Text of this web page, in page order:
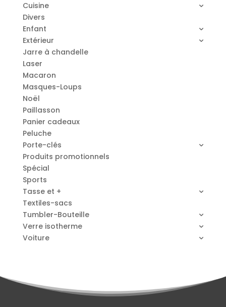
Cuisine
Divers
Enfant
Extérieur
Jarre à chandelle
Laser
Macaron
Masques-Loups
Noël
Paillasson
Panier cadeaux
Peluche
Porte-clés
Produits promotionnels
Spécial
Sports
Tasse et +
Textiles-sacs
Tumbler-Bouteille
Verre isotherme
Voiture